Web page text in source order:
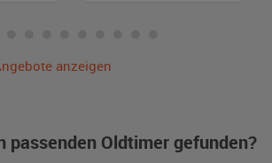
anzeigen
passenden Oldtimer gefunden?